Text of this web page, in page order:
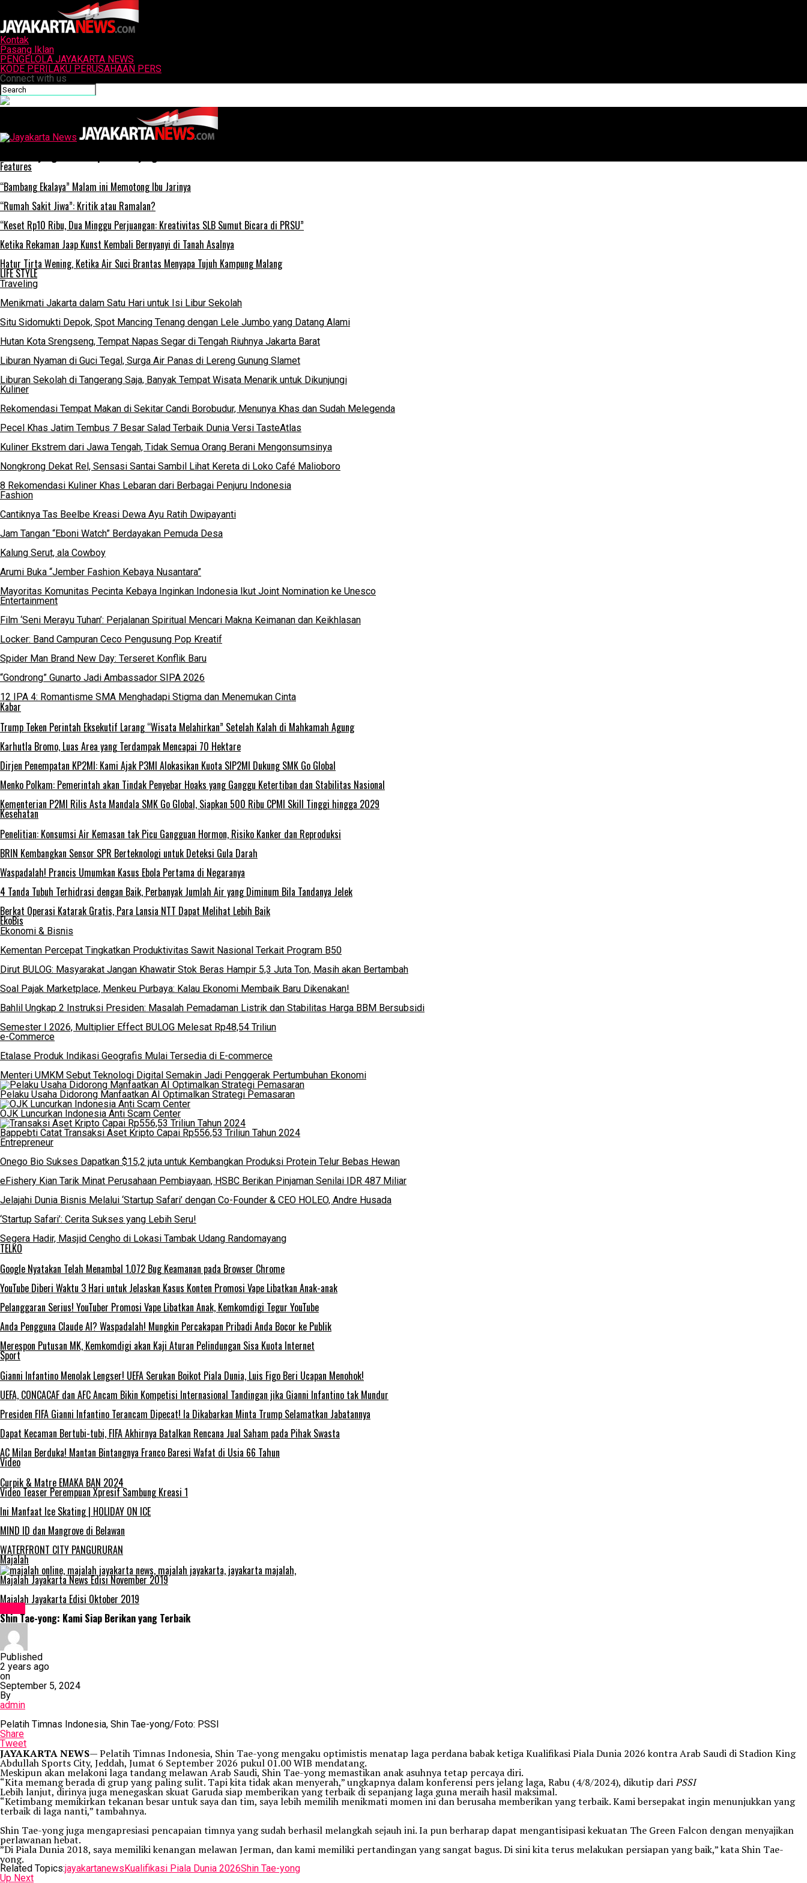
Kontak
Pasang Iklan
PENGELOLA JAYAKARTA NEWS
KODE PERILAKU PERUSAHAAN PERS
Connect with us
Features
“Bambang Ekalaya” Malam ini Memotong Ibu Jarinya
“Rumah Sakit Jiwa”: Kritik atau Ramalan?
“Keset Rp10 Ribu, Dua Minggu Perjuangan: Kreativitas SLB Sumut Bicara di PRSU”
Ketika Rekaman Jaap Kunst Kembali Bernyanyi di Tanah Asalnya
Hatur Tirta Wening, Ketika Air Suci Brantas Menyapa Tujuh Kampung Malang
LIFE STYLE
Traveling
Menikmati Jakarta dalam Satu Hari untuk Isi Libur Sekolah
Situ Sidomukti Depok, Spot Mancing Tenang dengan Lele Jumbo yang Datang Alami
Hutan Kota Srengseng, Tempat Napas Segar di Tengah Riuhnya Jakarta Barat
Liburan Nyaman di Guci Tegal, Surga Air Panas di Lereng Gunung Slamet
Liburan Sekolah di Tangerang Saja, Banyak Tempat Wisata Menarik untuk Dikunjungi
Kuliner
Rekomendasi Tempat Makan di Sekitar Candi Borobudur, Menunya Khas dan Sudah Melegenda
Pecel Khas Jatim Tembus 7 Besar Salad Terbaik Dunia Versi TasteAtlas
Kuliner Ekstrem dari Jawa Tengah, Tidak Semua Orang Berani Mengonsumsinya
Nongkrong Dekat Rel, Sensasi Santai Sambil Lihat Kereta di Loko Café Malioboro
8 Rekomendasi Kuliner Khas Lebaran dari Berbagai Penjuru Indonesia
Fashion
Cantiknya Tas Beelbe Kreasi Dewa Ayu Ratih Dwipayanti
Jam Tangan “Eboni Watch” Berdayakan Pemuda Desa
Kalung Serut, ala Cowboy
Arumi Buka “Jember Fashion Kebaya Nusantara”
Mayoritas Komunitas Pecinta Kebaya Inginkan Indonesia Ikut Joint Nomination ke Unesco
Entertainment
Film ‘Seni Merayu Tuhan’: Perjalanan Spiritual Mencari Makna Keimanan dan Keikhlasan
Locker: Band Campuran Ceco Pengusung Pop Kreatif
Spider Man Brand New Day: Terseret Konflik Baru
“Gondrong” Gunarto Jadi Ambassador SIPA 2026
12 IPA 4: Romantisme SMA Menghadapi Stigma dan Menemukan Cinta
Kabar
Trump Teken Perintah Eksekutif Larang “Wisata Melahirkan” Setelah Kalah di Mahkamah Agung
Karhutla Bromo, Luas Area yang Terdampak Mencapai 70 Hektare
Dirjen Penempatan KP2MI: Kami Ajak P3MI Alokasikan Kuota SIP2MI Dukung SMK Go Global
Menko Polkam: Pemerintah akan Tindak Penyebar Hoaks yang Ganggu Ketertiban dan Stabilitas Nasional
Kementerian P2MI Rilis Asta Mandala SMK Go Global, Siapkan 500 Ribu CPMI Skill Tinggi hingga 2029
Kesehatan
Penelitian: Konsumsi Air Kemasan tak Picu Gangguan Hormon, Risiko Kanker dan Reproduksi
BRIN Kembangkan Sensor SPR Berteknologi untuk Deteksi Gula Darah
Waspadalah! Prancis Umumkan Kasus Ebola Pertama di Negaranya
4 Tanda Tubuh Terhidrasi dengan Baik, Perbanyak Jumlah Air yang Diminum Bila Tandanya Jelek
Berkat Operasi Katarak Gratis, Para Lansia NTT Dapat Melihat Lebih Baik
EkoBis
Ekonomi & Bisnis
Kementan Percepat Tingkatkan Produktivitas Sawit Nasional Terkait Program B50
Dirut BULOG: Masyarakat Jangan Khawatir Stok Beras Hampir 5,3 Juta Ton, Masih akan Bertambah
Soal Pajak Marketplace, Menkeu Purbaya: Kalau Ekonomi Membaik Baru Dikenakan!
Bahlil Ungkap 2 Instruksi Presiden: Masalah Pemadaman Listrik dan Stabilitas Harga BBM Bersubsidi
Semester I 2026, Multiplier Effect BULOG Melesat Rp48,54 Triliun
e-Commerce
Etalase Produk Indikasi Geografis Mulai Tersedia di E-commerce
Menteri UMKM Sebut Teknologi Digital Semakin Jadi Penggerak Pertumbuhan Ekonomi
Pelaku Usaha Didorong Manfaatkan AI Optimalkan Strategi Pemasaran
OJK Luncurkan Indonesia Anti Scam Center
Bappebti Catat Transaksi Aset Kripto Capai Rp556,53 Triliun Tahun 2024
Entrepreneur
Onego Bio Sukses Dapatkan $15,2 juta untuk Kembangkan Produksi Protein Telur Bebas Hewan
eFishery Kian Tarik Minat Perusahaan Pembiayaan, HSBC Berikan Pinjaman Senilai IDR 487 Miliar
Jelajahi Dunia Bisnis Melalui ‘Startup Safari’ dengan Co-Founder & CEO HOLEO, Andre Husada
‘Startup Safari’: Cerita Sukses yang Lebih Seru!
Segera Hadir, Masjid Cengho di Lokasi Tambak Udang Randomayang
TELKO
Google Nyatakan Telah Menambal 1.072 Bug Keamanan pada Browser Chrome
YouTube Diberi Waktu 3 Hari untuk Jelaskan Kasus Konten Promosi Vape Libatkan Anak-anak
Pelanggaran Serius! YouTuber Promosi Vape Libatkan Anak, Kemkomdigi Tegur YouTube
Anda Pengguna Claude AI? Waspadalah! Mungkin Percakapan Pribadi Anda Bocor ke Publik
Merespon Putusan MK, Kemkomdigi akan Kaji Aturan Pelindungan Sisa Kuota Internet
Sport
Gianni Infantino Menolak Lengser! UEFA Serukan Boikot Piala Dunia, Luis Figo Beri Ucapan Menohok!
UEFA, CONCACAF dan AFC Ancam Bikin Kompetisi Internasional Tandingan jika Gianni Infantino tak Mundur
Presiden FIFA Gianni Infantino Terancam Dipecat! Ia Dikabarkan Minta Trump Selamatkan Jabatannya
Dapat Kecaman Bertubi-tubi, FIFA Akhirnya Batalkan Rencana Jual Saham pada Pihak Swasta
AC Milan Berduka! Mantan Bintangnya Franco Baresi Wafat di Usia 66 Tahun
Video
Curpik & Matre EMAKA BAN 2024
Video Teaser Perempuan Xpresif Sambung Kreasi 1
Ini Manfaat Ice Skating | HOLIDAY ON ICE
MIND ID dan Mangrove di Belawan
WATERFRONT CITY PANGURURAN
Majalah
Majalah Jayakarta News Edisi November 2019
Majalah Jayakarta Edisi Oktober 2019
Shin Tae-yong: Kami Siap Berikan yang Terbaik
Published
2 years ago
on
September 5, 2024
By
admin
Pelatih Timnas Indonesia, Shin Tae-yong/Foto: PSSI
Share
Tweet
JAYAKARTA NEWS— Pelatih Timnas Indonesia, Shin Tae-yong mengaku optimistis menatap laga perdana babak ketiga Kualifikasi Piala Dunia 2026 kontra Arab Saudi di Stadion King
Abdullah Sports City, Jeddah, Jumat 6 September 2026 pukul 01.00 WIB mendatang.
Meskipun akan melakoni laga tandang melawan Arab Saudi, Shin Tae-yong memastikan anak asuhnya tetap percaya diri.
“Kita memang berada di grup yang paling sulit. Tapi kita tidak akan menyerah,” ungkapnya dalam konferensi pers jelang laga, Rabu (4/8/2024), dikutip dariPSSI
Lebih lanjut, dirinya juga menegaskan skuat Garuda siap memberikan yang terbaik di sepanjang laga guna meraih hasil maksimal.
“Ketimbang memikirkan tekanan besar untuk saya dan tim, saya lebih memilih menikmati momen ini dan berusaha memberikan yang terbaik. Kami bersepakat ingin menunjukkan yang
terbaik di laga nanti,” tambahnya.
Shin Tae-yong juga mengapresiasi pencapaian timnya yang sudah berhasil melangkah sejauh ini. Ia pun berharap dapat mengantisipasi kekuatan The Green Falcon dengan menyajikan
perlawanan hebat.
”Di Piala Dunia 2018, saya memiliki kenangan melawan Jerman, dan kami memiliki pertandingan yang sangat bagus. Di sini kita terus melakukan persiapan yang baik,” kata Shin Tae-
yong.
Related Topics:jayakartanewsKualifikasi Piala Dunia 2026Shin Tae-yong
Up Next